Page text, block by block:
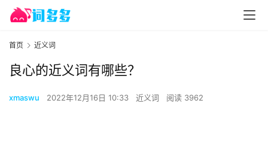
首页 近义词
良心的近义词有哪些？
xmaswu 2022年12月16日 10:33 近义词 阅读 3962